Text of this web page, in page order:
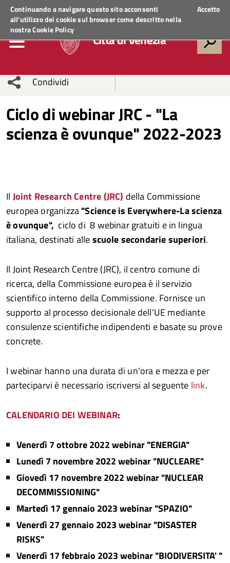
Continuando a navigare questo sito acconsenti
all'utilizzo dei cookie sul browser come descritto nella
nostraCookie Policy
Accetto
Regione VenetoACCEDI AI SERVIZI
Città di Venezia
Condividi
sui social
Condividi
Condividi
su
Condividi
Facebook
su
Whatsapp
Ciclo di webinar JRC - "La
scienza è ovunque" 2022-2023
Il Joint Research Centre (JRC) della Commissione
europea organizza"Science is Everywhere-La scienza
è ovunque", ciclo di 8 webinar gratuiti e in lingua
italiana, destinati allescuole secondarie superiori.
Il Joint Research Centre (JRC), il centro comune di
ricerca, della Commissione europea è il servizio
scientifico interno della Commissione. Fornisce un
supporto al processo decisionale dell'UE mediante
consulenze scientifiche indipendenti e basate su prove
concrete.
I webinar hanno una durata di un'ora e mezza e per
parteciparvi è necessario iscriversi al seguente link.
CALENDARIO DEI WEBINAR:
Venerdì 7 ottobre 2022 webinar "ENERGIA"
Lunedì 7 novembre 2022 webinar "NUCLEARE"
Giovedì 17 novembre 2022 webinar "NUCLEAR
DECOMMISSIONING"
Martedì 17 gennaio 2023 webinar "SPAZIO"
Venerdì 27 gennaio 2023 webinar "DISASTER
RISKS"
Venerdì 17 febbraio 2023 webinar "BIODIVERSITA' "